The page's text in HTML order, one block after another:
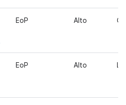
EoP Alto
EoP Alto